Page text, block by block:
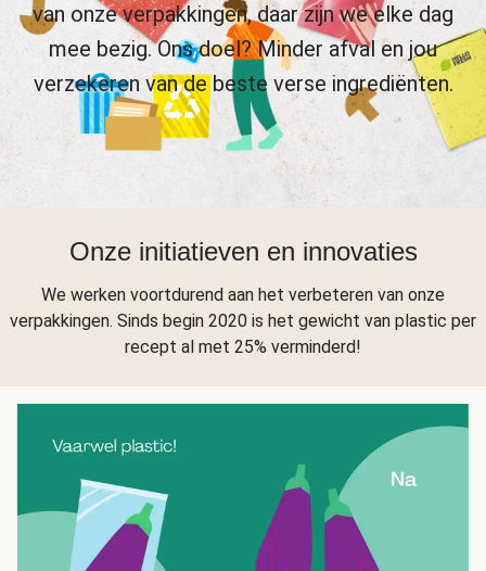
van onze verpakkingen, daar zijn we elke dag
mee bezig. Ons doel? Minder afval en jou
verzekeren van de beste verse ingrediënten.
Onze initiatieven en innovaties
We werken voortdurend aan het verbeteren van onze
verpakkingen. Sinds begin 2020 is het gewicht van plastic per
recept al met 25% verminderd!